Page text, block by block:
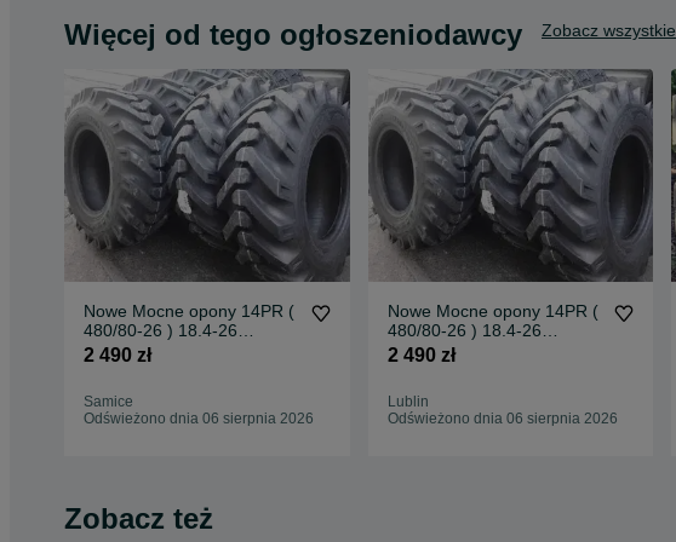
Więcej od tego ogłoszeniodawcy Zobacz wszystkie
Nowe Mocne opony 14PR (
480/80-26 ) 18.4-26
JCB3CX Dostawa0zł
2 490 zł
Samice
Odświeżono dnia 06 sierpnia 2026
Nowe Mocne opony 14PR (
480/80-26 ) 18.4-26
JCB3CX Dostawa0zł
2 490 zł
Lublin
Odświeżono dnia 06 sierpnia 2026
Zobacz też